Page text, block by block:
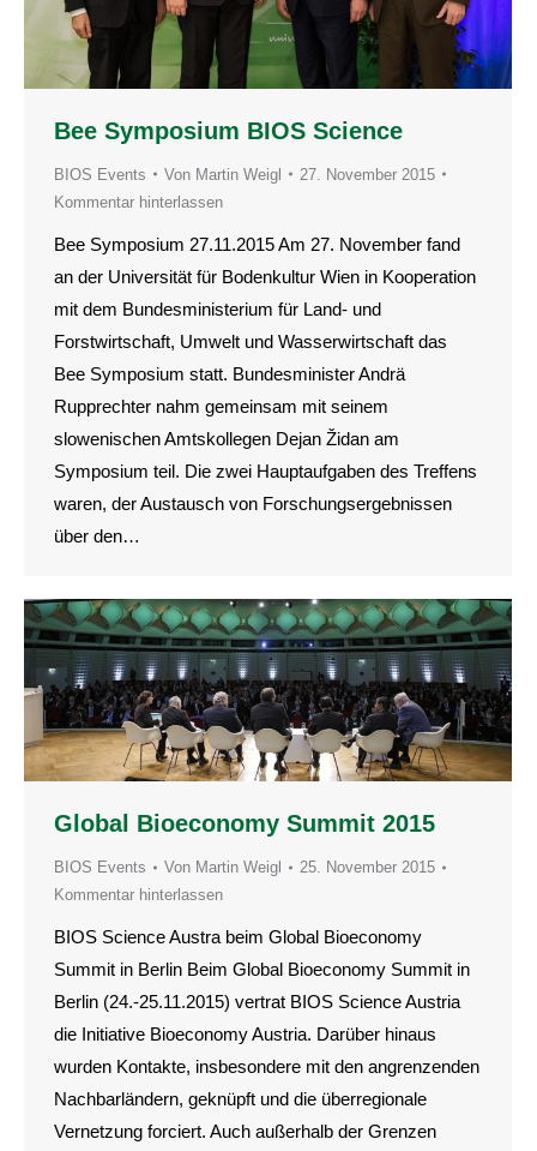
Bee Symposium BIOS Science
BIOS Events Von Martin Weigl
27. November 2015
Kommentar hinterlassen
Bee Symposium 27.11.2015 Am 27. November fand
an der Universität für Bodenkultur Wien in Kooperation
mit dem Bundesministerium für Land- und
Forstwirtschaft, Umwelt und Wasserwirtschaft das
Bee Symposium statt. Bundesminister Andrä
Rupprechter nahm gemeinsam mit seinem
slowenischen Amtskollegen Dejan Židan am
Symposium teil. Die zwei Hauptaufgaben des Treffens
waren, der Austausch von Forschungsergebnissen
über den…
Global Bioeconomy Summit 2015
BIOS Events Von Martin Weigl
25. November 2015
Kommentar hinterlassen
BIOS Science Austra beim Global Bioeconomy
Summit in Berlin Beim Global Bioeconomy Summit in
Berlin (24.-25.11.2015) vertrat BIOS Science Austria
die Initiative Bioeconomy Austria. Darüber hinaus
wurden Kontakte, insbesondere mit den angrenzenden
Nachbarländern, geknüpft und die überregionale
Vernetzung forciert. Auch außerhalb der Grenzen